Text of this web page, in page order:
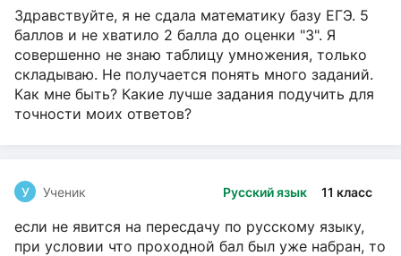
Здравствуйте, я не сдала математику базу ЕГЭ. 5
баллов и не хватило 2 балла до оценки "3". Я
совершенно не знаю таблицу умножения, только
складываю. Не получается понять много заданий.
Как мне быть? Какие лучше задания подучить для
точности моих ответов?
Русский язык 11 класс
У Ученик
если не явится на пересдачу по русскому языку,
при условии что проходной бал был уже набран, то